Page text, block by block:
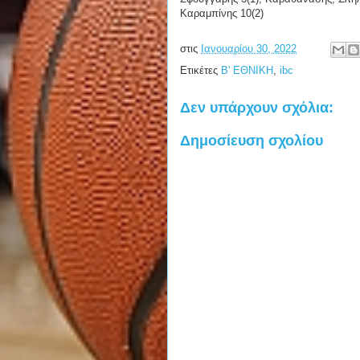
Καραμπίνης 10(2)
στις Ιανουαρίου 30, 2022
Ετικέτες Β' ΕΘΝΙΚΗ , ibc
Δεν υπάρχουν σχόλια:
Δημοσίευση σχολίου